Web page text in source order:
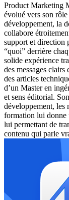
Product Marketing
évolué vers son
développement, la
collabore
support et direction
“quoi” derrière
solide expérience
des messages
des articles
d’un Master en
et sens éditorial.
développement, les
formation lui
lui permettant de
contenu qui parle